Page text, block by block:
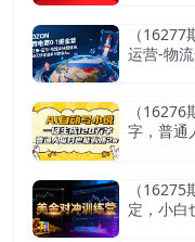
（
运营-物
（
字，普通
（
定，小白